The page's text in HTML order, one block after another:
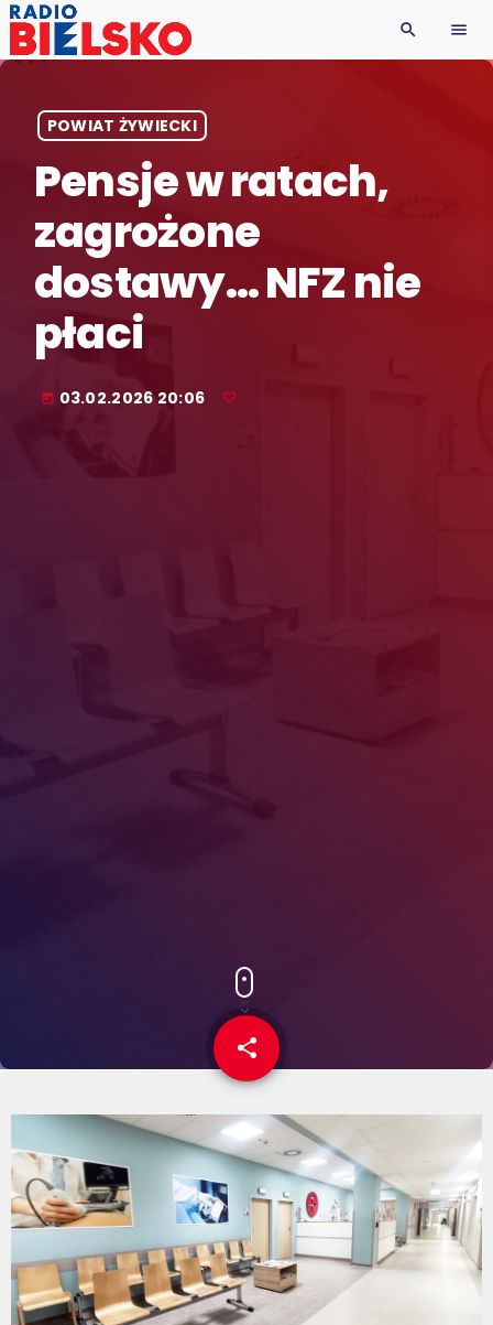
search menu
POWIAT ŻYWIECKI
Pensje w ratach,
zagrożone
dostawy… NFZ nie
płaci
today 03.02.2026 20:06
share
email